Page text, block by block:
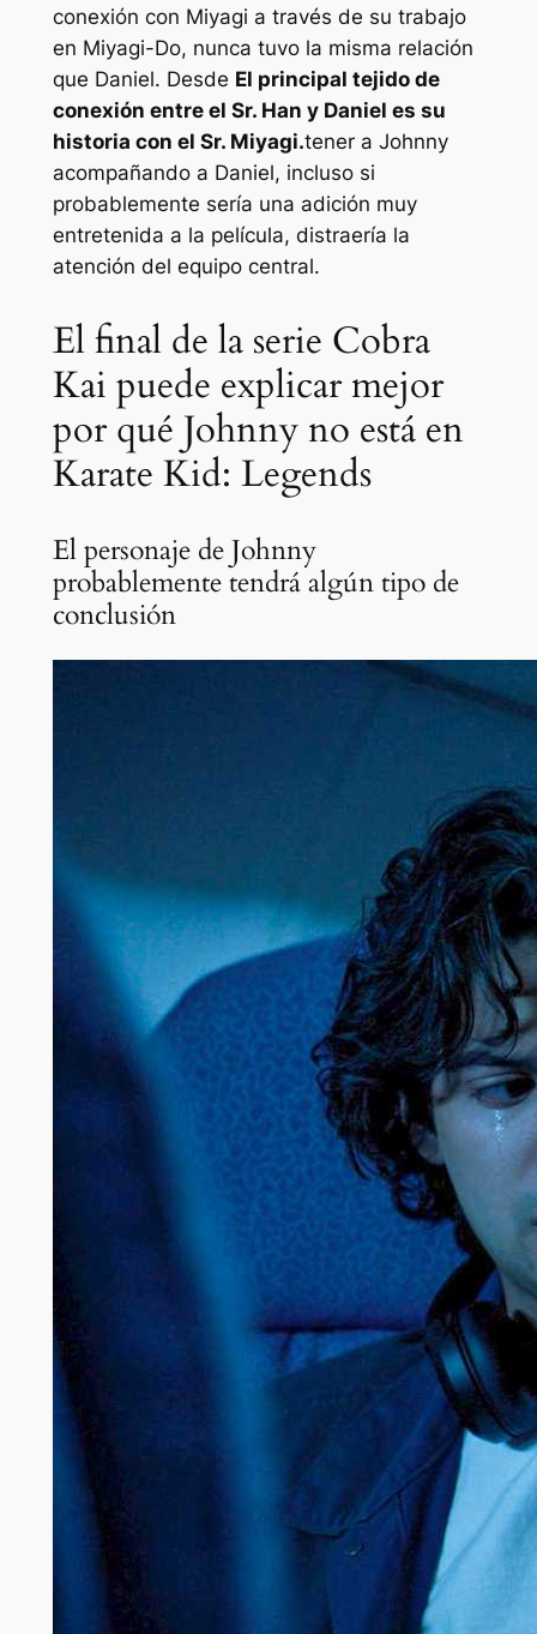
conexión con Miyagi a través de su trabajo
en Miyagi-Do, nunca tuvo la misma relación
que Daniel. Desde El principal tejido de
conexión entre el Sr. Han y Daniel es su
historia con el Sr. Miyagi.tener a Johnny
acompañando a Daniel, incluso si
probablemente sería una adición muy
entretenida a la película, distraería la
atención del equipo central.
El final de la serie Cobra
Kai puede explicar mejor
por qué Johnny no está en
Karate Kid: Legends
El personaje de Johnny
probablemente tendrá algún tipo de
conclusión